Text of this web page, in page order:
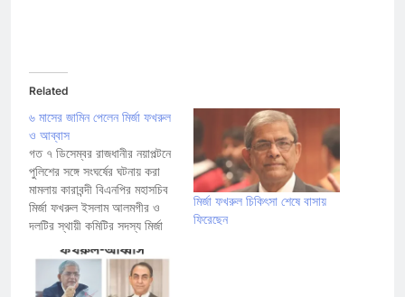
Related
৬ মাসের জামিন পেলেন মির্জা ফখরুল
ও আব্বাস
গত ৭ ডিসেম্বর রাজধানীর নয়াপল্টনে
পুলিশের সঙ্গে সংঘর্ষের ঘটনায় করা
মামলায় কারাবন্দী বিএনপির মহাসচিব
মির্জা ফখরুল ইসলাম আলমগীর ও
দলটির স্থায়ী কমিটির সদস্য মির্জা
দিয়েছেন হাইকোর্ট। বিচারপতি মো.
সেলিম ও বিচারপতি মো. রিয়াজ
মির্জা ফখরুল চিকিৎসা শেষে বাসায়
ফিরেছেন